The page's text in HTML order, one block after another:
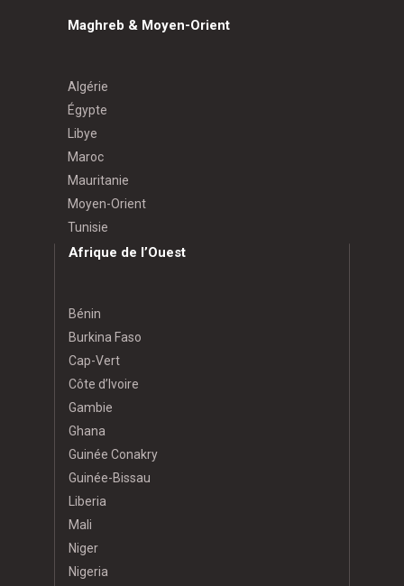
Maghreb & Moyen-Orient
Algérie
Égypte
Libye
Maroc
Mauritanie
Moyen-Orient
Tunisie
Afrique de l’Ouest
Bénin
Burkina Faso
Cap-Vert
Côte d’Ivoire
Gambie
Ghana
Guinée Conakry
Guinée-Bissau
Liberia
Mali
Niger
Nigeria